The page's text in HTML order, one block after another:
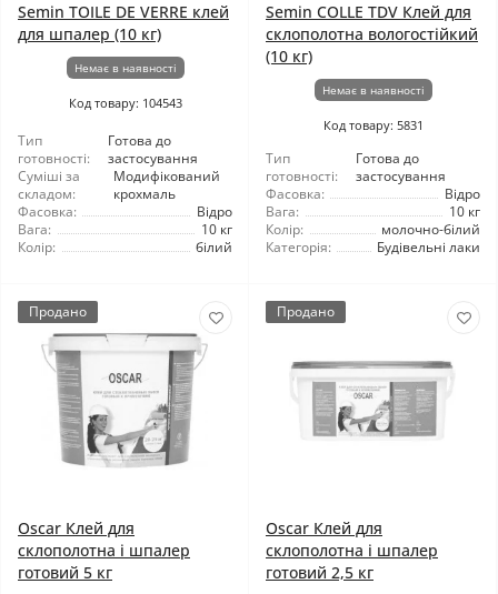
Semin TOILE DE VERRE клей
для шпалер (10 кг)
Немає в наявності
Код товару: 104543
Тип
готовності:
Готова до
застосування
Суміші за
складом:
Модифікований
крохмаль
Фасовка:
Відро
Вага:
10 кг
Колір:
білий
Semin COLLE TDV Клей для
склополотна вологостійкий
(10 кг)
Немає в наявності
Код товару: 5831
Тип
готовності:
Готова до
застосування
Фасовка:
Відро
Вага:
10 кг
Колір:
молочно-білий
Категорія:
Будівельні лаки
Продано
Oscar Клей для
склополотна і шпалер
готовий 5 кг
Продано
Oscar Клей для
склополотна і шпалер
готовий 2,5 кг